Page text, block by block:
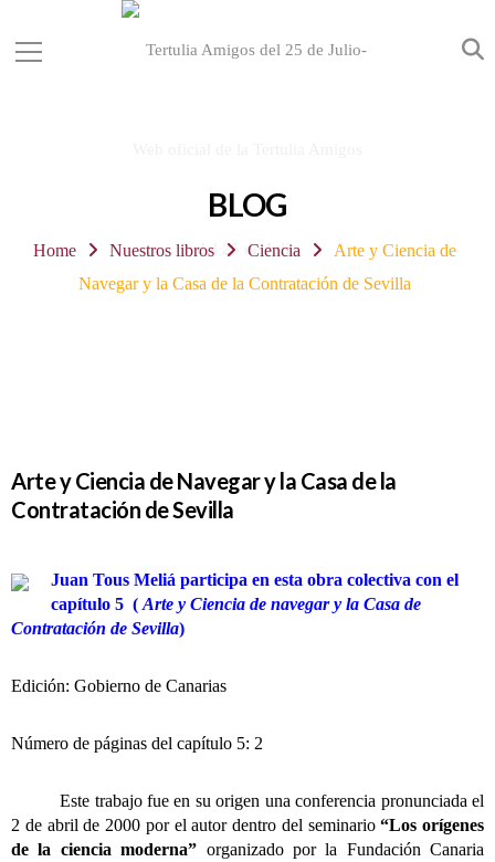
BLOG
Home Nuestros libros Ciencia
Arte y Ciencia de
Navegar y la Casa de la Contratación de Sevilla
Arte y Ciencia de Navegar y la Casa de la
Contratación de Sevilla
Juan Tous Meliá participa en esta obra colectiva con el
capítulo 5 ( Arte y Ciencia de navegar y la Casa de
Contratación de Sevilla)
Edición: Gobierno de Canarias
Número de páginas del capítulo 5: 2
Este trabajo fue en su origen una conferencia pronunciada el
2 de abril de 2000 por el autor dentro del seminario“Los orígenes
de la ciencia moderna” organizado por la Fundación Canaria